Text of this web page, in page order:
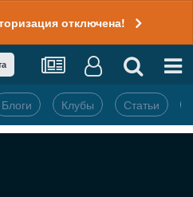
отключена!
Блоги Клубы Статьи